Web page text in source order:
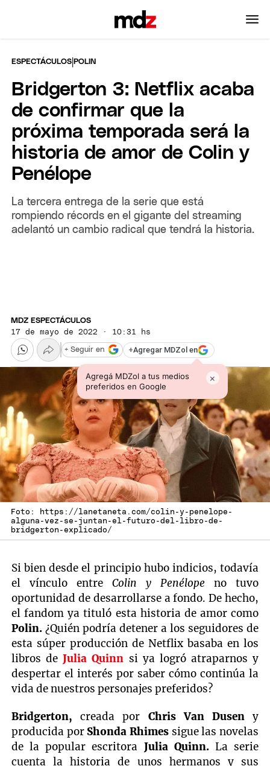
ESPECTÁCULOS |POLIN
Bridgerton 3: Netflix acaba
de confirmar que la
próxima temporada será la
historia de amor de Colin y
Penélope
La tercera entrega de la serie que está
rompiendo récords en el gigante del streaming
adelantó un cambio radical que tendrá la historia.
MDZ ESPECTÁCULOS
17 de mayo de 2022 · 10:31 hs
+Agregar MDZol en
Agregá MDZol a tus medios
preferidos en Google
×
+ Seguir en
Foto: https://lanetaneta.com/colin-y-penelope-
alguna-vez-se-juntan-el-futuro-del-libro-de-
bridgerton-explicado/
Si bien desde el principio hubo indicios, todavía
el vínculo entreColin y Penélopeno tuvo
oportunidad de desarrollarse a fondo. De hecho,
el fandom ya tituló esta historia de amor como
Polin. ¿Quién podría detener a los seguidores de
esta súper producción de Netflix basaba en los
libros deJulia Quinn si ya logró atraparnos y
despertar el interés por saber cómo continúa la
vida de nuestros personajes preferidos?
Bridgerton,creada por Chris Van Dusen y
producida por Shonda Rhimes sigue las novelas
de la popular escritora Julia Quinn.La serie
cuenta la historia de unos hermanos y sus